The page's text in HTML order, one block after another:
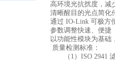
高环境光抗扰度，减
清晰醒目的光点简化
通过 IO-Link 可极方
参数调整快速、便捷
以功能性模块为基础
质量检测标准：
（1）ISO 2941 滤